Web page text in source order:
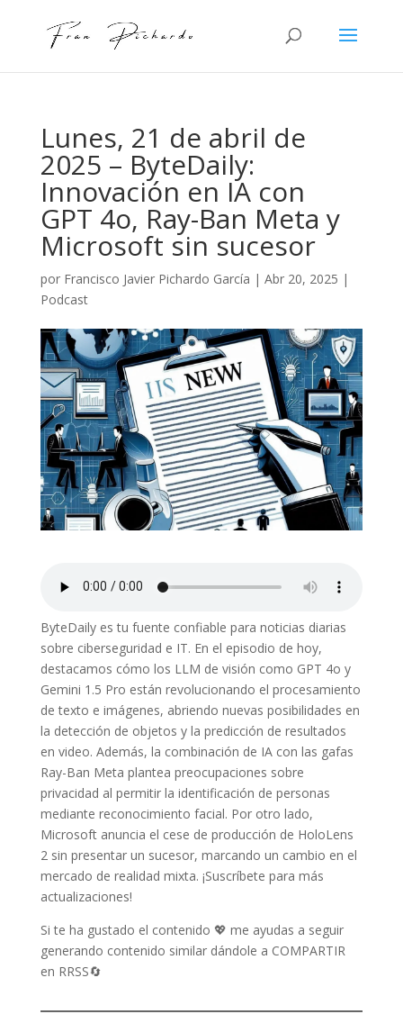
Lunes, 21 de abril de
2025 – ByteDaily:
Innovación en IA con
GPT 4o, Ray-Ban Meta y
Microsoft sin sucesor
por Francisco Javier Pichardo García | Abr 20, 2025 |
Podcast
ByteDaily es tu fuente confiable para noticias diarias
sobre ciberseguridad e IT. En el episodio de hoy,
destacamos cómo los LLM de visión como GPT 4o y
Gemini 1.5 Pro están revolucionando el procesamiento
de texto e imágenes, abriendo nuevas posibilidades en
la detección de objetos y la predicción de resultados
en video. Además, la combinación de IA con las gafas
Ray-Ban Meta plantea preocupaciones sobre
privacidad al permitir la identificación de personas
mediante reconocimiento facial. Por otro lado,
Microsoft anuncia el cese de producción de HoloLens
2 sin presentar un sucesor, marcando un cambio en el
mercado de realidad mixta. ¡Suscríbete para más
actualizaciones!
Si te ha gustado el contenido 💖 me ayudas a seguir
generando contenido similar dándole a COMPARTIR
en RRSS🔄